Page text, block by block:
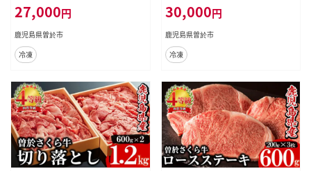
27,000円
鹿児島県曽於市
冷凍
30,000円
鹿児島県曽於市
冷凍